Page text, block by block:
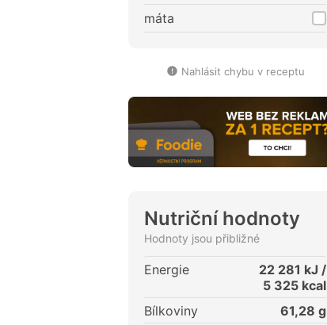
máta
Nahlásit chybu v receptu
Nutriční hodnoty
Hodnoty jsou přibližné
Energie 22 281 kJ /
5 325 kcal
Bílkoviny
61,28 g